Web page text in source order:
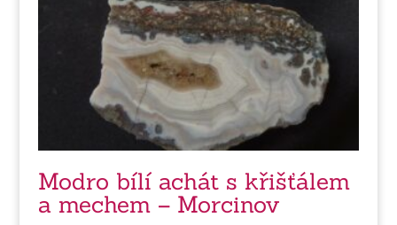
Modro bílí achát s křišťálem
a mechem – Morcinov